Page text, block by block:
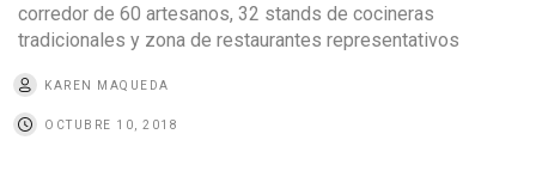
corredor de 60 artesanos, 32 stands de cocineras
tradicionales y zona de restaurantes representativos
KAREN MAQUEDA
OCTUBRE 10, 2018